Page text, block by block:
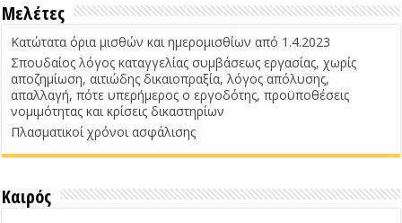
Μελέτες
Κατώτατα όρια μισθών και ημερομισθίων από 1.4.2023
Σπουδαίος λόγος καταγγελίας συμβάσεως εργασίας, χωρίς
αποζημίωση, αιτιώδης δικαιοπραξία, λόγος απόλυσης,
απαλλαγή, πότε υπερήμερος ο εργοδότης, προϋποθέσεις
νομιμότητας και κρίσεις δικαστηρίων
Πλασματικοί χρόνοι ασφάλισης
Καιρός